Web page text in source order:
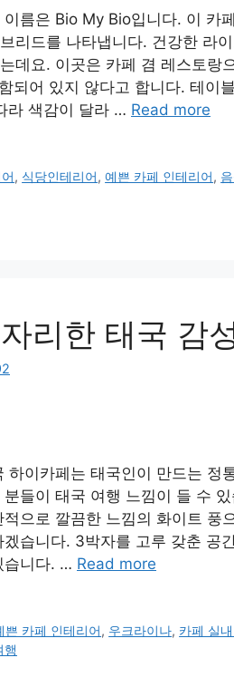
름은 Bio My Bio입니다. 이 카
리드를 나타냅니다. 건강한 라
데요. 이곳은 카페 겸 레스토랑
되어 있지 않다고 합니다. 테이
라 색감이 달라 … Read more
, 식당인테리어,예쁜 카페 인테리어,
리한 태국 감
하이카페는 태국인이 만드는 정
들이 태국 여행 느낌이 들 수
으로 깔끔한 느낌의 화이트 풍
습니다. 3박자를 고루 갖춘 공
습니다. … Read more
쁜 카페 인테리어, 우크라이나, 카페 실
행